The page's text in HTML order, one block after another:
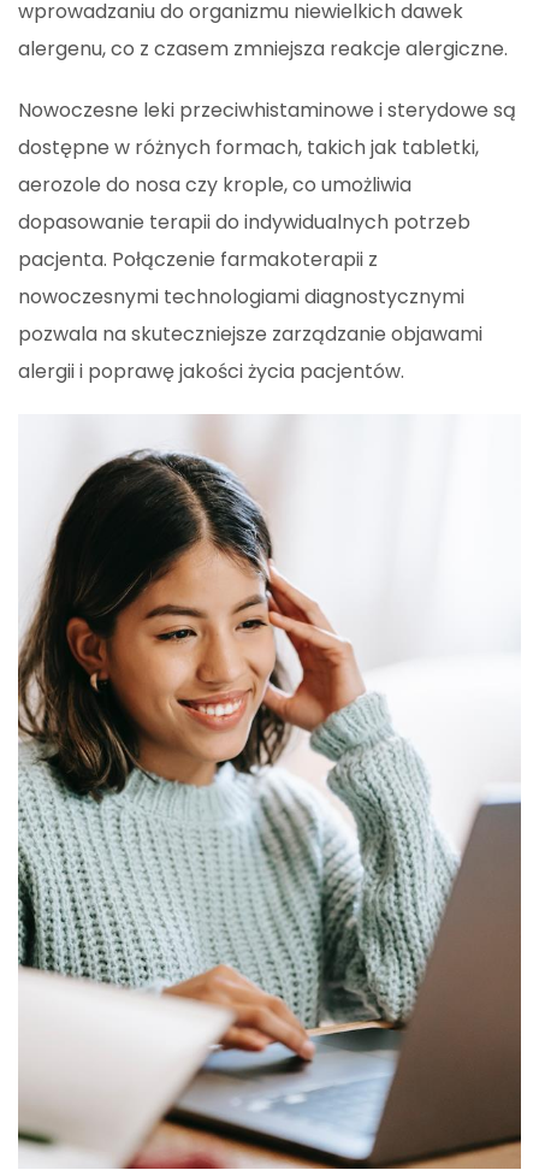
wprowadzaniu do organizmu niewielkich dawek
alergenu, co z czasem zmniejsza reakcje alergiczne.
Nowoczesne leki przeciwhistaminowe i sterydowe są
dostępne w różnych formach, takich jak tabletki,
aerozole do nosa czy krople, co umożliwia
dopasowanie terapii do indywidualnych potrzeb
pacjenta. Połączenie farmakoterapii z
nowoczesnymi technologiami diagnostycznymi
pozwala na skuteczniejsze zarządzanie objawami
alergii i poprawę jakości życia pacjentów.